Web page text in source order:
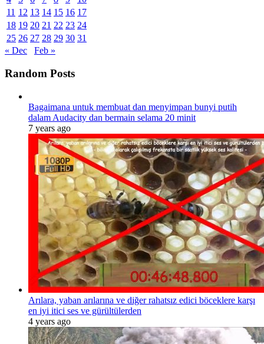
11 12 13 14 15 16 17
18 19 20 21 22 23 24
25 26 27 28 29 30 31
« Dec
Feb »
Random Posts
Bagaimana untuk membuat dan menyimpan bunyi putih
dalam Audacity dan bermain selama 20 minit
7 years ago
Arılara, yaban arılarına ve diğer rahatsız edici böceklere karşı
en iyi itici ses ve gürültülerden
4 years ago